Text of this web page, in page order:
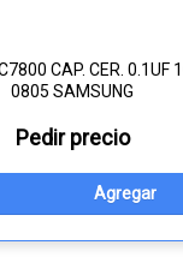
CAP. CER. 0.1UF
0805 SAMSUNG
Pedir precio